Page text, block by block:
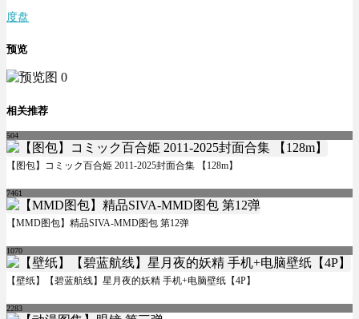
度盘
预览
相关推荐
504
【图包】コミック百合姫 2011-2025封面合集 【128m】
7461
【MMD图包】精品SIVA-MMD图包 第12弹
1070
【壁纸】【碧蓝航线】星月夜的妖精 手机+电脑壁纸【4P】
2283